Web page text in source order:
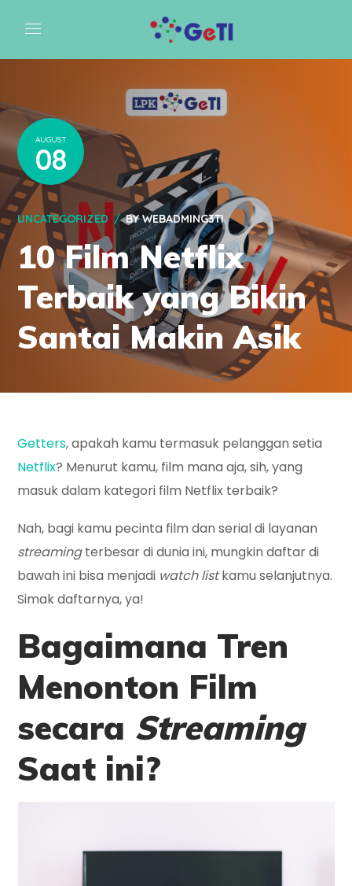
AUGUST
08
UNCATEGORIZED BYWEBADMING3TI
10 Film Netflix
Terbaik yang Bikin
Santai Makin Asik
Getters, apakah kamu termasuk pelanggan setia
Netflix? Menurut kamu, film mana aja, sih, yang
masuk dalam kategori film Netflix terbaik?
Nah, bagi kamu pecinta film dan serial di layanan
streamingterbesar di dunia ini, mungkin daftar di
bawah ini bisa menjadi watch listkamu selanjutnya.
Simak daftarnya, ya!
Bagaimana Tren
Menonton Film
secara Streaming
Saat ini?